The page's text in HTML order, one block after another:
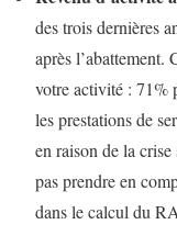
des trois dernières
après l’abattement.
votre activité : 71%
les prestations de
en raison de la
pas prendre en
dans le calcul du